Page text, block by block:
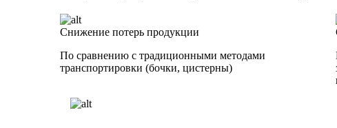
Снижение потерь продукции
По сравнению с традиционными методами
транспортировки (бочки, цистерны)